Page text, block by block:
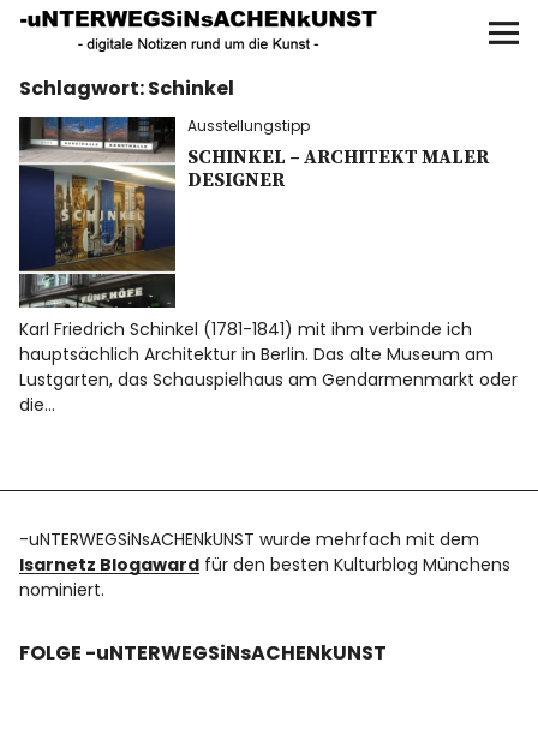
UNTERWEGS IN SACHEN
KUNST
Start
AKTUELLE AUSSTELLUNGEN
KUNSTSPAZIERGÄNGE
ÜBER
UNSER BUCH
Schlagwort:Schinkel
Ausstellungstipp
SCHINKEL – ARCHITEKT MALER
DESIGNER
Karl Friedrich Schinkel (1781-1841) mit ihm verbinde ich
hauptsächlich Architektur in Berlin. Das alte Museum am
Lustgarten, das Schauspielhaus am Gendarmenmarkt oder
die…
-uNTERWEGSiNsACHENkUNST wurde mehrfach mit dem
Isarnetz Blogaward für den besten Kulturblog Münchens
nominiert.
FOLGE -uNTERWEGSiNsACHENkUNST